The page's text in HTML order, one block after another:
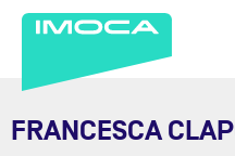
FRANCESCA